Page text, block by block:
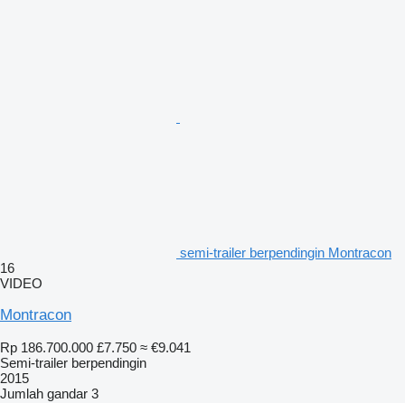
semi-trailer berpendingin Montracon
16
VIDEO
Montracon
Rp 186.700.000 £7.750 ≈ €9.041
Semi-trailer berpendingin
2015
Jumlah gandar 3